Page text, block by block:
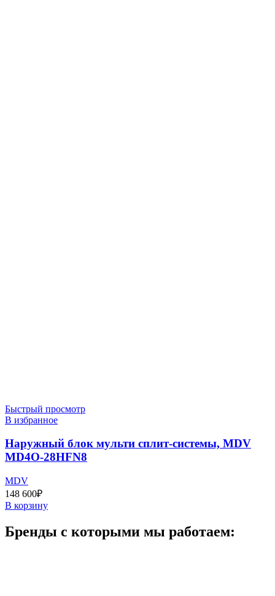
Быстрый просмотр
В избранное
Наружный блок мульти сплит-системы, MDV
MD4O-28HFN8
MDV
148 600₽
В корзину
Бренды с которыми мы работаем: